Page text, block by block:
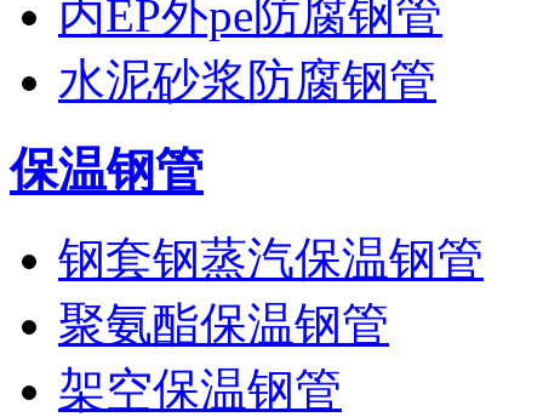
内EP外pe防腐钢管
水泥砂浆防腐钢管
保温钢管
钢套钢蒸汽保温钢管
聚氨酯保温钢管
架空保温钢管